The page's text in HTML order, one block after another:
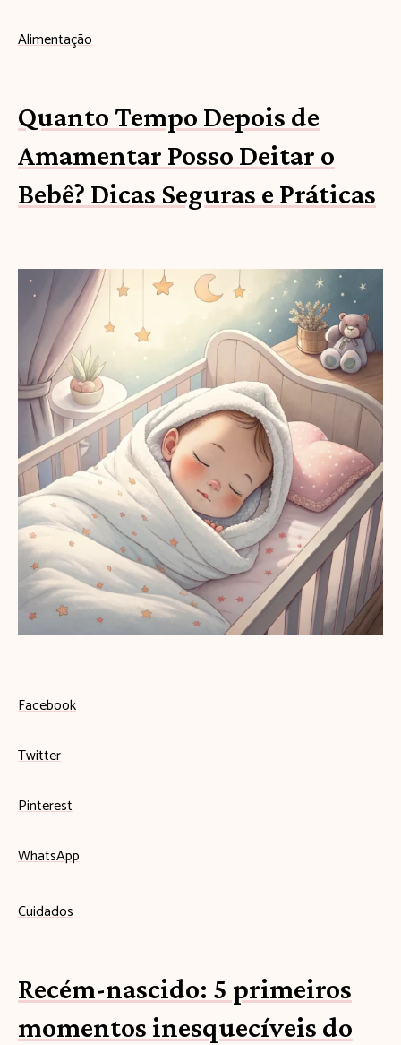
Alimentação
Quanto Tempo Depois de
Amamentar Posso Deitar o
Bebê? Dicas Seguras e Práticas
Facebook
Twitter
Pinterest
WhatsApp
Cuidados
Recém-nascido: 5 primeiros
momentos inesquecíveis do